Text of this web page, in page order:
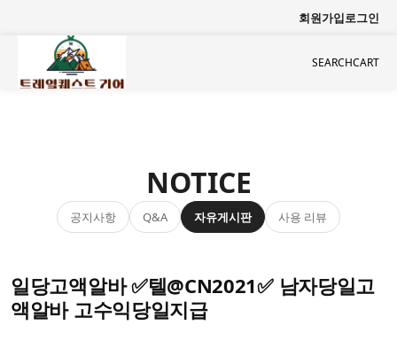
회원가입로그인
SEARCHCART
NOTICE
공지사항 Q&A 자유게시판 사용 리뷰
일당고액알바 ✅텔@CN2021✅ 남자당일고
액알바 고수익당일지급